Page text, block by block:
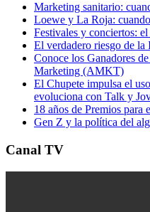
Marketing sanitario:
Loewe y La Roja:
Festivales y conciertos:
El verdadero riesgo de la
Conoce los Ganadores
Marketing (AMKT)
El Chupete impulsa el
evoluciona con Talk y
18 años de Premios para
Gen Z y la política del
Canal TV